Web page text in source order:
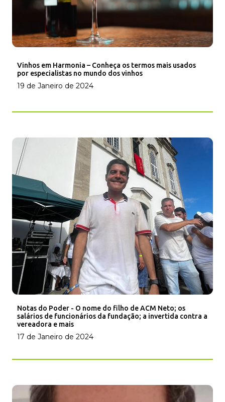
Vinhos em Harmonia – Conheça os termos mais usados
por especialistas no mundo dos vinhos
19 de Janeiro de 2024
Notas do Poder - O nome do filho de ACM Neto; os
salários de funcionários da fundação; a invertida contra a
vereadora e mais
17 de Janeiro de 2024